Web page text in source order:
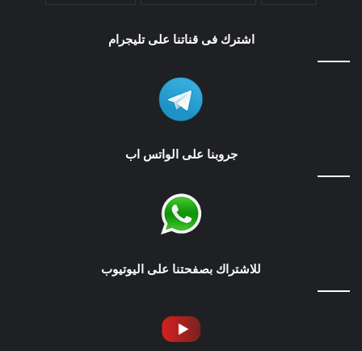
اشترك فى قناتنا على تليجرام
جروبنا على الواتس اب
للاشتراك بصفحتنا على اليوتيوب